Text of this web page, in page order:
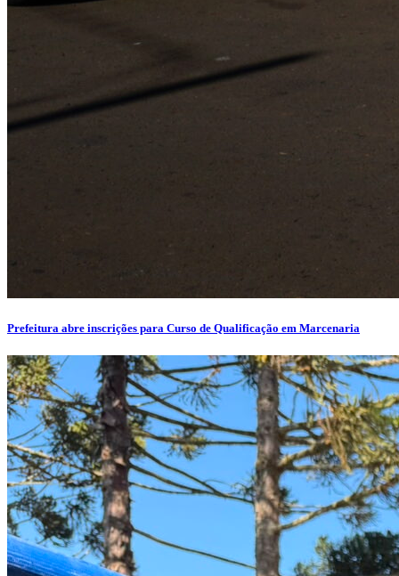
Prefeitura abre inscrições para Curso de Qualificação em Marcenaria